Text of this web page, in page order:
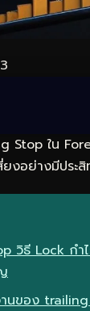
Stop ใน
งอย่างมีประ
วิธี Lock กำ
านของ